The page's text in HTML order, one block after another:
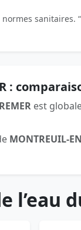
normes
:
est
MONTREUIL-
l’eau